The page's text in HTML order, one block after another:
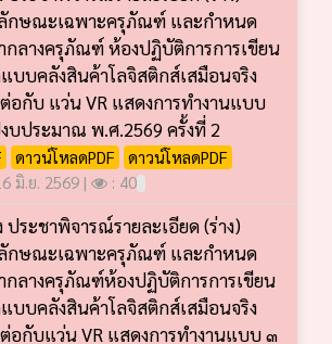
ษณะเฉพาะครุภัณฑ์ และกำหนด
กลางครุภัณฑ์ ห้องปฏิบัติการการเขียน
บบคลังสินค้าโลจิสติกส์เสมือนจริง
อกับ แว่น VR แสดงการทำงานแบบ
บประมาณ พ.ศ.2569 ครั้งที่ 2
ดาวน์โหลดPDF
ดาวน์โหลดPDF
มิ.ย. 2569 |
: 40
ประชาพิจารณ์รายละเอียด (ร่าง)
ษณะเฉพาะครุภัณฑ์ และกำหนด
กลางครุภัณฑ์ห้องปฏิบัติการการเขียน
บบคลังสินค้าโลจิสติกส์เสมือนจริง
อกับแว่น VR แสดงการทำงานแบบ ๓